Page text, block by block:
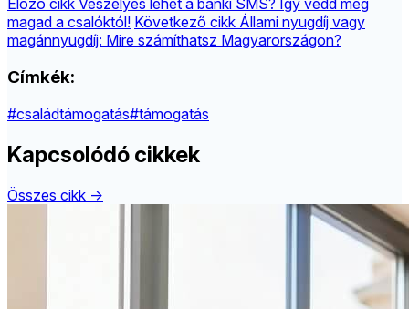
Előző cikk Veszélyes lehet a banki SMS? Így védd meg
magad a csalóktól! Következő cikk Állami nyugdíj vagy
magánnyugdíj: Mire számíthatsz Magyarországon?
Címkék:
#családtámogatás#támogatás
Kapcsolódó cikkek
Összes cikk →